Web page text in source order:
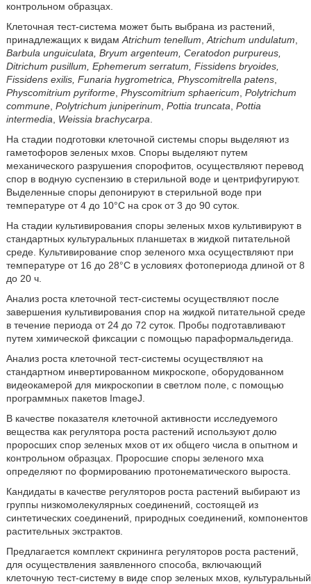
контрольном образцах.
Клеточная тест-система может быть выбрана из растений,
принадлежащих к видам Atrichum tenellum Atrichum undulatum
Barbula unguiculata, Bryum argenteum, Ceratodon purpureus,
Ditrichum pusillum, Ephemerum serratum, Fissidens bryoides,
Fissidens exilis, Funaria hygrometrica, Physcomitrella patens,
Physcomitrium pyriforme, Physcomitrium sphaericum Polytrichum
commune, Polytrichum juniperinum Pottia truncata Pottia
intermedia
Weissia brachycarpa
На стадии подготовки клеточной системы споры выделяют из
гаметофоров зеленых мхов. Споры выделяют путем
механического разрушения спорофитов, осуществляют перевод
спор в водную суспензию в стерильной воде и центрифугируют.
Выделенные споры депонируют в стерильной воде при
температуре от 4 до 10°С на срок от 3 до 90 суток.
На стадии культивирования споры зеленых мхов культивируют в
стандартных культуральных планшетах в жидкой питательной
среде. Культивирование спор зеленого мха осуществляют при
температуре от 16 до 28°С в условиях фотопериода длиной от 8
до 20 ч.
Анализ роста клеточной тест-системы осуществляют после
завершения культивирования спор на жидкой питательной среде
в течение периода от 24 до 72 суток. Пробы подготавливают
путем химической фиксации с помощью параформальдегида.
Анализ роста клеточной тест-системы осуществляют на
стандартном инвертированном микроскопе, оборудованном
видеокамерой для микроскопии в светлом поле, с помощью
программных пакетов ImageJ.
В качестве показателя клеточной активности исследуемого
вещества как регулятора роста растений используют долю
проросших спор зеленых мхов от их общего числа в опытном и
контрольном образцах. Проросшие споры зеленого мха
определяют по формированию протонематического выроста.
Кандидаты в качестве регуляторов роста растений выбирают из
группы низкомолекулярных соединений, состоящей из
синтетических соединений, природных соединений, компонентов
растительных экстрактов.
Предлагается комплект скрининга регуляторов роста растений,
для осуществления заявленного способа, включающий
клеточную тест-систему в виде спор зеленых мхов, культуральный